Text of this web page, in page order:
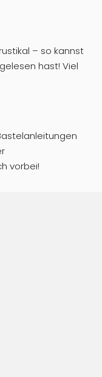
– so kannst
hast! Viel
vorbei!